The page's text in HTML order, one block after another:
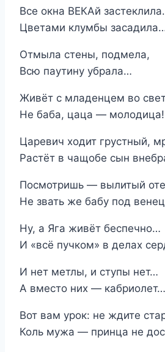
Все окна ВЕКАй
Цветами клумбы
Отмыла стены, подмела,
Всю паутину убрала…
Живёт с младенцем во
Не баба, цаца — молодица!
Царевич ходит грустный,
Растёт в чащобе сын
Посмотришь — вылитый
Не звать же бабу под
Ну, а Яга живёт беспечно…
И «всё пучком» в делах
И нет метлы, и ступы нет…
А вместо них —
Вот вам урок: не ждите
Коль мужа — принца не